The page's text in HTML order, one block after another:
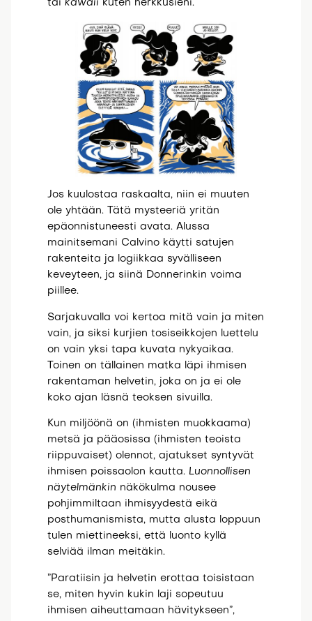
tai kawaii kuten herkkusieni.
Jos kuulostaa raskaalta, niin ei muuten
ole yhtään. Tätä mysteeriä yritän
epäonnistuneesti avata. Alussa
mainitsemani Calvino käytti satujen
rakenteita ja logiikkaa syvälliseen
keveyteen, ja siinä Donnerinkin voima
piillee.
Sarjakuvalla voi kertoa mitä vain ja miten
vain, ja siksi kurjien tosiseikkojen luettelu
on vain yksi tapa kuvata nykyaikaa.
Toinen on tällainen matka läpi ihmisen
rakentaman helvetin, joka on ja ei ole
koko ajan läsnä teoksen sivuilla.
Kun miljöönä on (ihmisten muokkaama)
metsä ja pääosissa (ihmisten teoista
riippuvaiset) olennot, ajatukset syntyvät
ihmisen poissaolon kautta. Luonnollisen
näytelmänkin näkökulma nousee
pohjimmiltaan ihmisyydestä eikä
posthumanismista, mutta alusta loppuun
tulen miettineeksi, että luonto kyllä
selviää ilman meitäkin.
”Paratiisin ja helvetin erottaa toisistaan
se, miten hyvin kukin laji sopeutuu
ihmisen aiheuttamaan hävitykseen”,